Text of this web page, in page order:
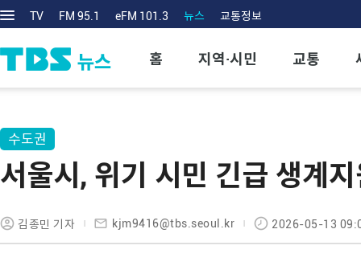
TV FM 95.1 eFM 101.3 뉴스 교통정보
홈 지역·시민 교통
수도권
서울시, 위기 시민 긴급 생계
김종민 기자 kjm9416@tbs.seoul.kr 2026-05-13